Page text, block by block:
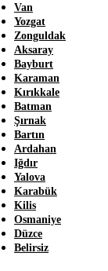
Van
Yozgat
Zonguldak
Aksaray
Bayburt
Karaman
Kırıkkale
Batman
Şırnak
Bartın
Ardahan
Iğdır
Yalova
Karabük
Kilis
Osmaniye
Düzce
Belirsiz